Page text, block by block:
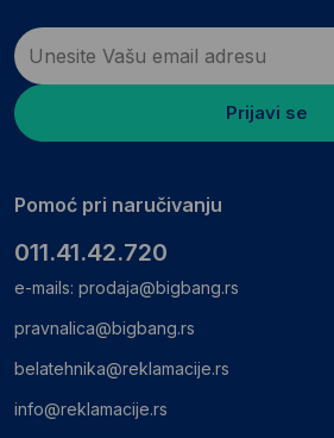
Prijavi se
Pomoć pri naručivanju
011.41.42.720
e-mails: prodaja@bigbang.rs
pravnalica@bigbang.rs
belatehnika@reklamacije.rs
info@reklamacije.rs